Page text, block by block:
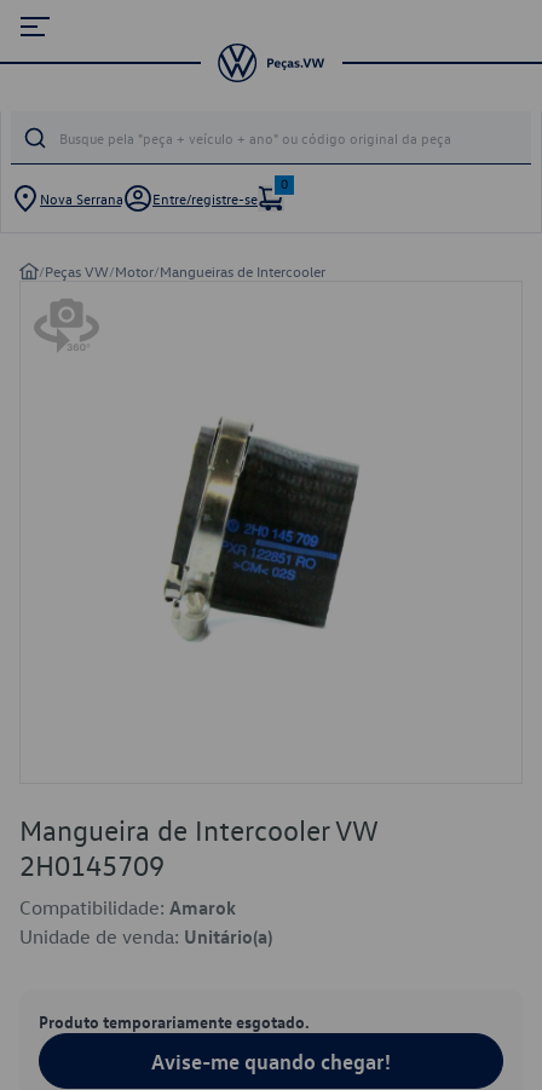
Nova Serrana Entre/registre-se
0
/Peças VW/Motor/Mangueiras de Intercooler
Mangueira de Intercooler VW
2H0145709
Compatibilidade: Amarok
Unidade de venda: Unitário(a)
Produto temporariamente esgotado.
Avise-me quando chegar!